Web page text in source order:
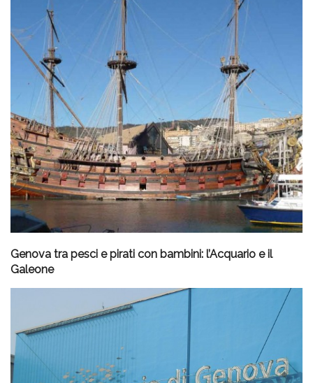
Genova tra pesci e pirati con bambini: l’Acquario e il
Galeone